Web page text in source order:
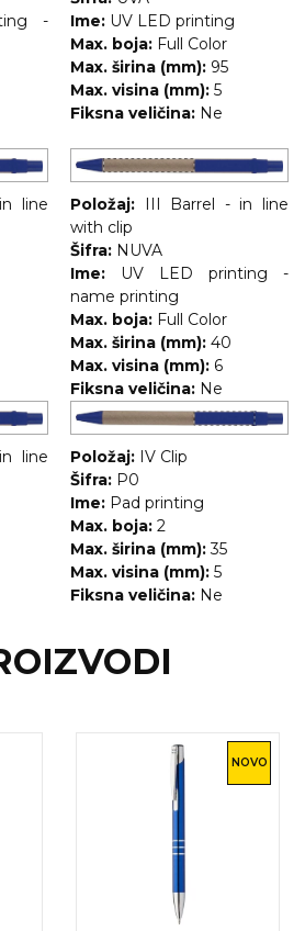
-
Ime: UV LED printing
Max. boja: Full Color
Max. širina (mm): 95
Max. visina (mm): 5
Fiksna veličina: Ne
line
Položaj:
III Barrel - in line
with clip
Šifra: NUVA
Ime:
UV LED printing -
name printing
Max. boja: Full Color
Max. širina (mm): 40
Max. visina (mm): 6
Fiksna veličina: Ne
line
Položaj: IV Clip
Šifra: P0
Ime: Pad printing
Max. boja: 2
Max. širina (mm): 35
Max. visina (mm): 5
Fiksna veličina: Ne
NOVO